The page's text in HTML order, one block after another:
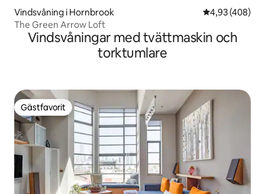
Vindsvåning i Hornbrook 4,93 av 5 i
4,93 (408)
The Green Arrow Loft
Vindsvåningar med tvättmaskin och
torktumlare
Gästfavorit
Gästfavorit